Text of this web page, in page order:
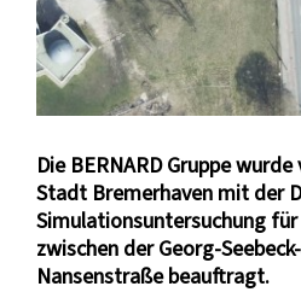
Die BERNARD Gruppe
Stadt Bremerhaven mit der
Simulationsuntersuchung
zwischen der Georg-
Nansenstraße beauftragt.